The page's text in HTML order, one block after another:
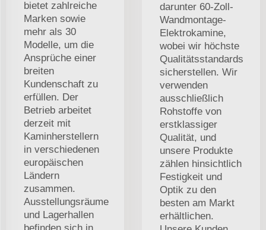
bietet zahlreiche
Marken sowie
mehr als 30
Modelle, um die
Ansprüche einer
breiten
Kundenschaft zu
erfüllen. Der
Betrieb arbeitet
derzeit mit
Kaminherstellern
in verschiedenen
europäischen
Ländern
zusammen.
Ausstellungsräume
und Lagerhallen
darunter 60-Zoll-
Wandmontage-
Elektrokamine,
wobei wir höchste
Qualitätsstandards
sicherstellen. Wir
verwenden
ausschließlich
Rohstoffe von
erstklassiger
Qualität, und
unsere Produkte
zählen hinsichtlich
Festigkeit und
Optik zu den
besten am Markt
erhältlichen.